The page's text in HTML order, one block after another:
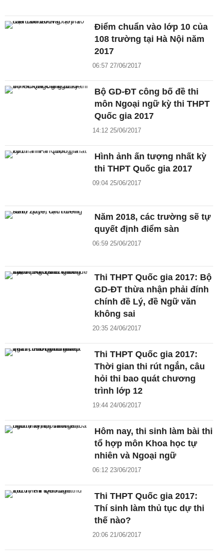
Điểm chuẩn vào lớp 10 của
108 trường tại Hà Nội năm
2017
06:57 27/06/2017
Bộ GD-ĐT công bố đề thi
môn Ngoại ngữ kỳ thi THPT
Quốc gia 2017
14:12 25/06/2017
Hình ảnh ấn tượng nhất kỳ
thi THPT Quốc gia 2017
09:04 25/06/2017
Năm 2018, các trường sẽ tự
quyết định điểm sàn
06:59 25/06/2017
Thi THPT Quốc gia 2017: Bộ
GD-ĐT thừa nhận phải đính
chính đề Lý, đề Ngữ văn
không sai
20:35 24/06/2017
Thi THPT Quốc gia 2017:
Thời gian thi rút ngắn, câu
hỏi thi bao quát chương
trình lớp 12
19:44 24/06/2017
Hôm nay, thi sinh làm bài thi
tổ hợp môn Khoa học tự
nhiên và Ngoại ngữ
06:12 23/06/2017
Thi THPT Quốc gia 2017:
Thí sinh làm thủ tục dự thi
thế nào?
20:06 21/06/2017